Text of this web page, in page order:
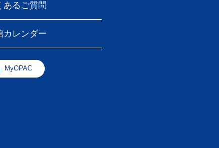
あるご質問
カレンダー
MyOPAC